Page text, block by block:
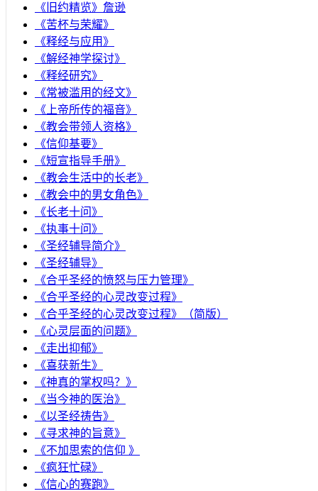
《旧约精览》詹逊
《苦杯与荣耀》
《释经与应用》
《解经神学探讨》
《释经研究》
《常被滥用的经文》
《上帝所传的福音》
《教会带领人资格》
《信仰基要》
《短宣指导手册》
《教会生活中的长老》
《教会中的男女角色》
《长老十问》
《执事十问》
《圣经辅导简介》
《圣经辅导》
​《合乎圣经的愤怒与压力管理》
《合乎圣经的心灵改变过程》
《合乎圣经的心灵改变过程》（简版）
《心灵层面的问题》
《走出抑郁》
《喜获新生》
《神真的掌权吗？》
《当今神的医治》
《以圣经祷告》
《寻求神的旨意》
《不加思索的信仰 》
《疯狂忙碌》
《信心的赛跑》